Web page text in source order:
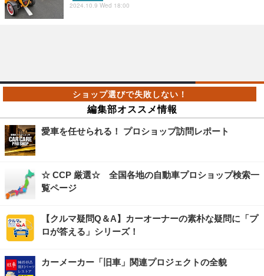
2024.10.9 Wed 18:00
編集部オススメ情報
愛車を任せられる！ プロショップ訪問レポート
☆ CCP 厳選☆ 全国各地の自動車プロショップ検索一
覧ページ
【クルマ疑問Q＆A】カーオーナーの素朴な疑問に「プ
ロが答える」シリーズ！
カーメーカー「旧車」関連プロジェクトの全貌